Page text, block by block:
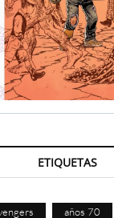
ETIQUETAS
años 70